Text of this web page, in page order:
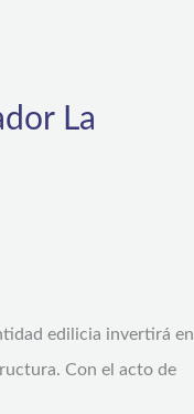
La
edilicia invertirá en
Con el acto de